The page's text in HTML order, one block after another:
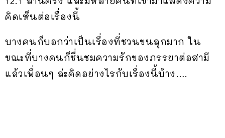
คิดเห็นต่อเรื่องนี้
บางคนก็บอกว่าเป็นเรื่องที่ชวนขนลุกมาก ใน
ขณะที่บางคนก็ชื่นชมความรักของภรรยาต่อสามี
แล้วเพื่อนๆ ล่ะคิดอย่างไรกับเรื่องนี้บ้าง….